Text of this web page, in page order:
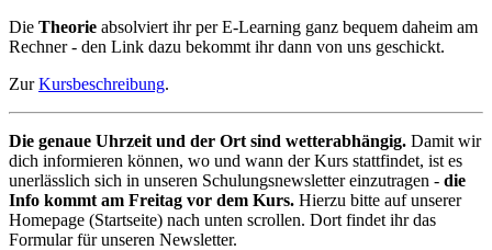
Die Theorie absolviert ihr per E-Learning ganz bequem daheim am
Rechner - den Link dazu bekommt ihr dann von uns geschickt.
ZurKursbeschreibung.
Die genaue Uhrzeit und der Ort sind wetterabhängig. Damit wir
dich informieren können, wo und wann der Kurs stattfindet, ist es
unerlässlich sich in unseren Schulungsnewsletter einzutragen - die
Info kommt am Freitag vor dem Kurs. Hierzu bitte auf unserer
Homepage (Startseite) nach unten scrollen. Dort findet ihr das
Formular für unseren Newsletter.